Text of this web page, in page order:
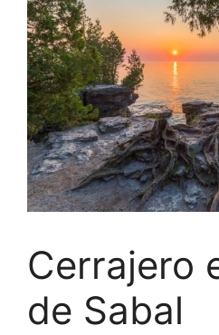
Cerrajero
de Sabal